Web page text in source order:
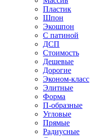
Пластик
Шпон
Экошпон
С патиной
ДСП
Стоимость
Дешевые
Дорогие
Эконом-класс
Элитные
Форма
П-образные
Угловые
Прямые
Радиусные